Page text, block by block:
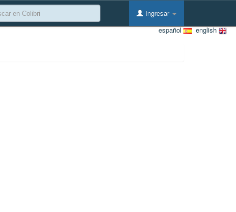
Ingresar
english
español